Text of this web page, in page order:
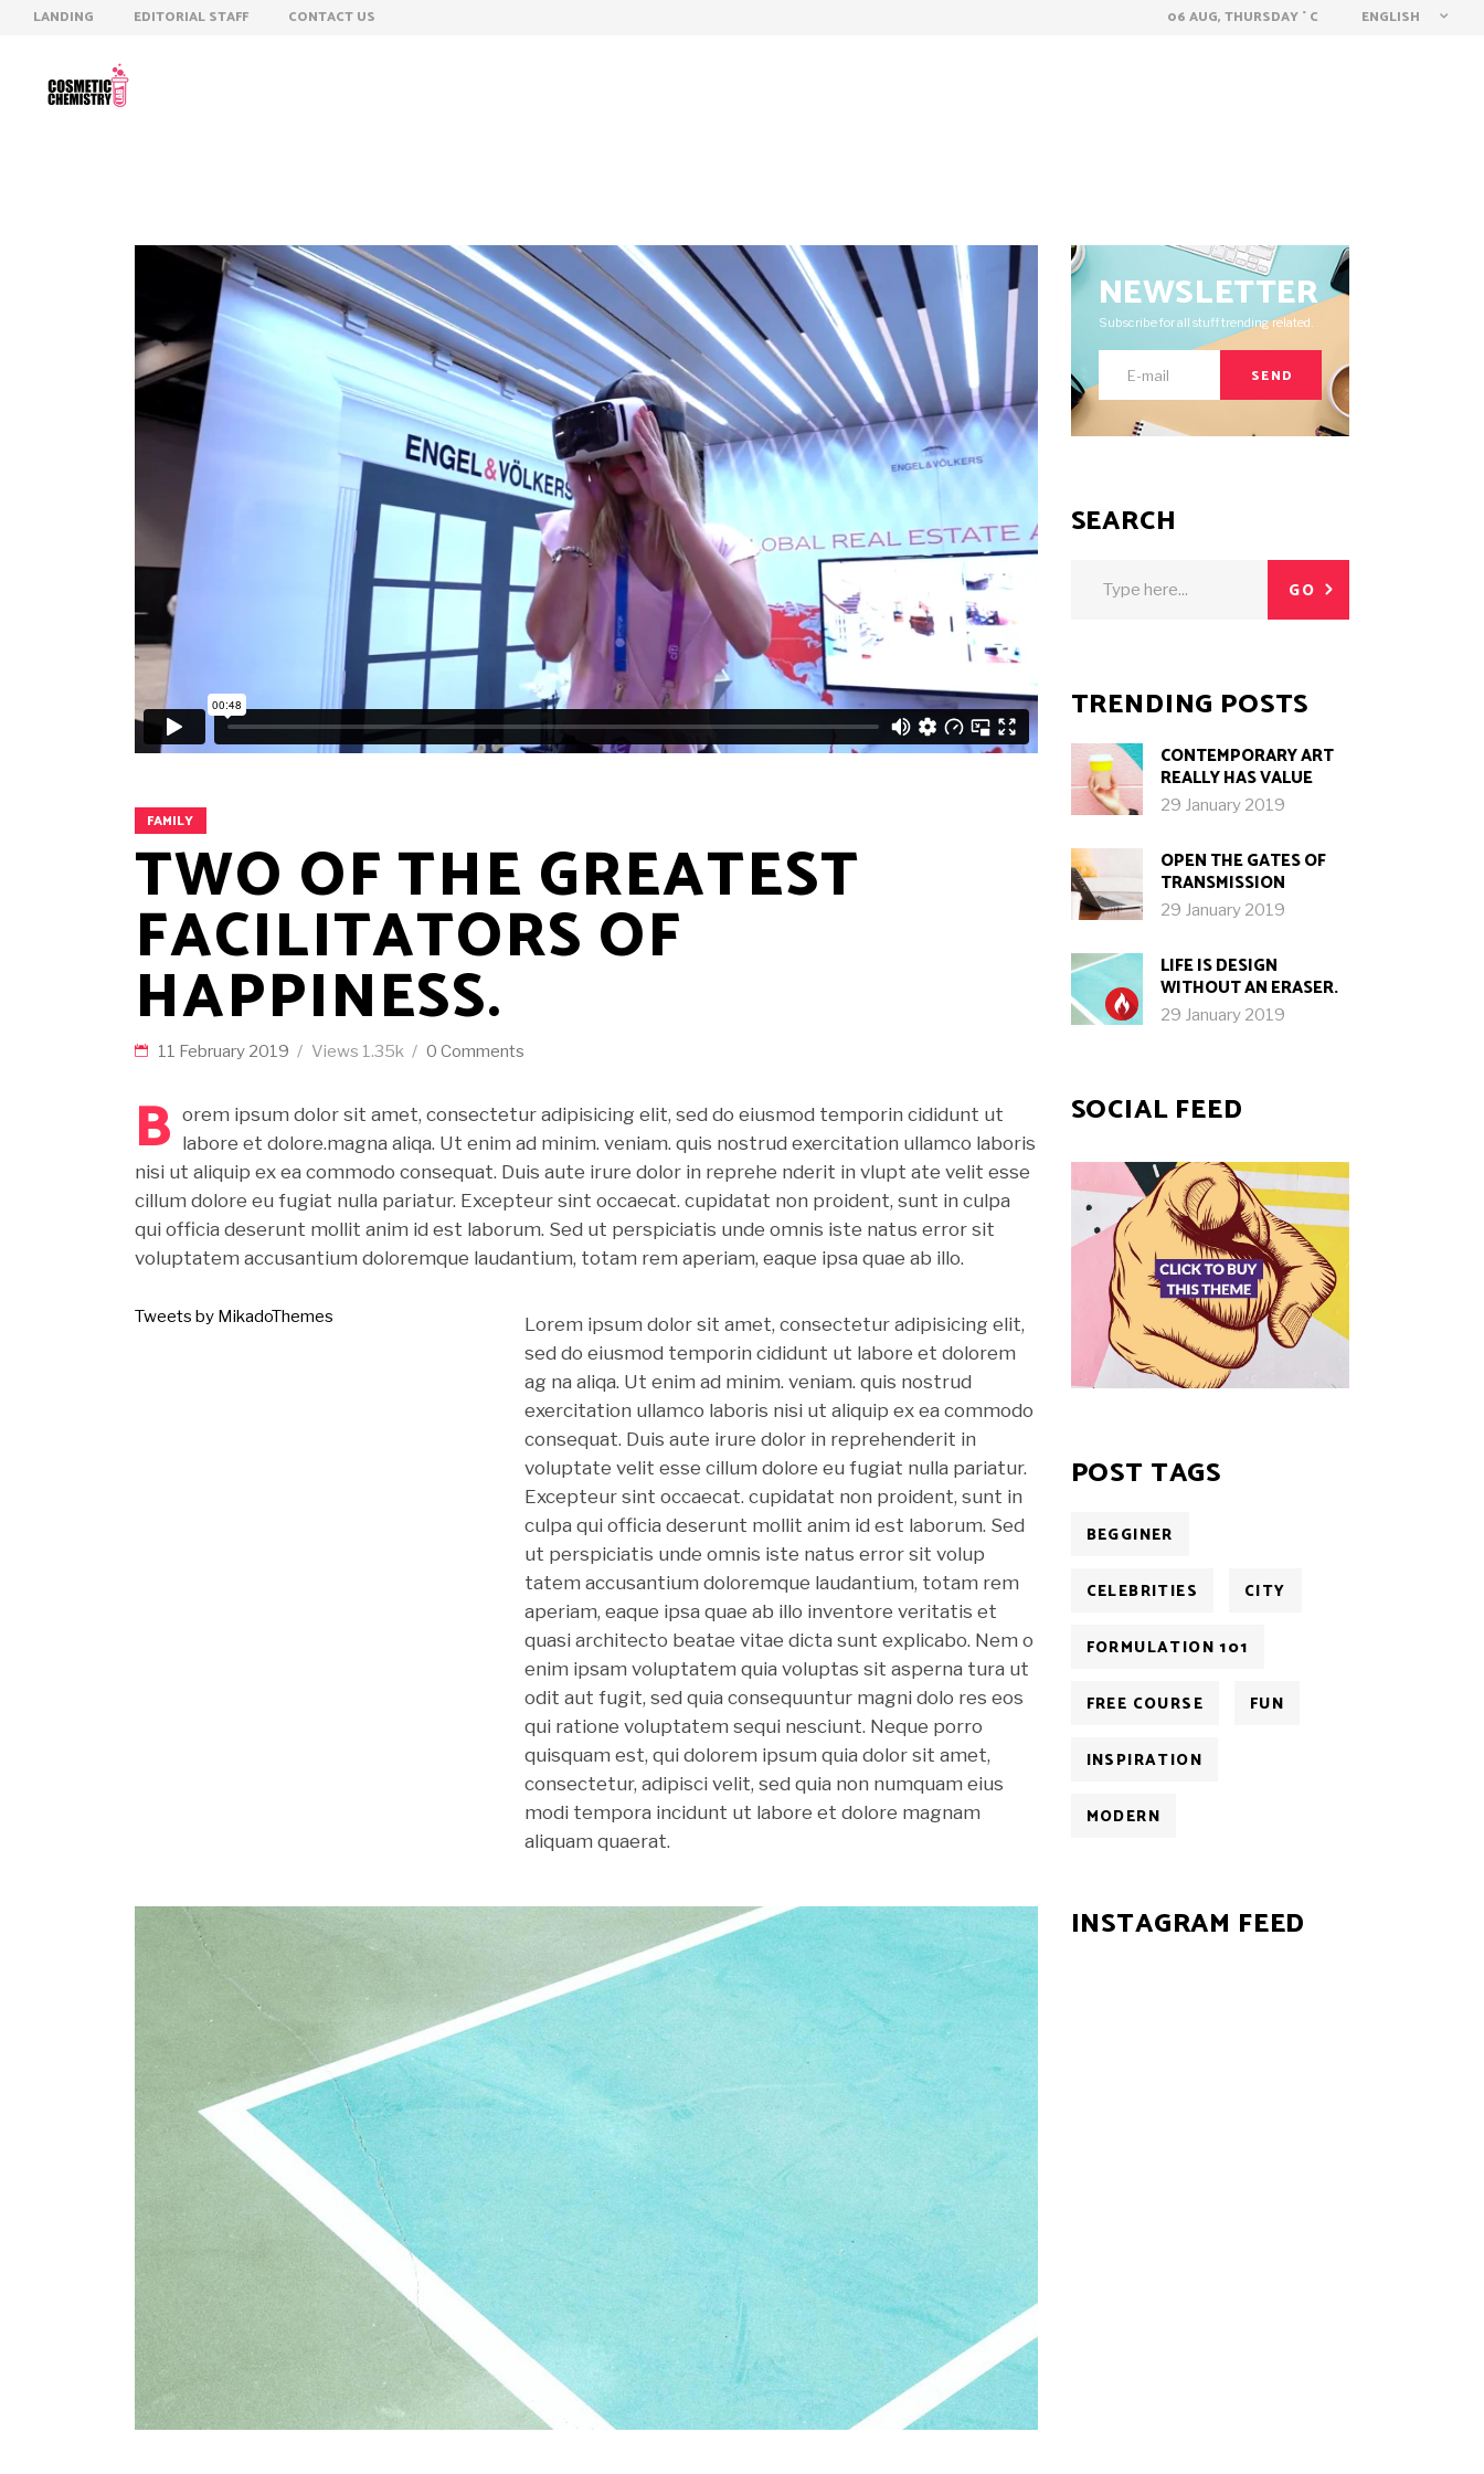
LANDING EDITORIAL STAFF CONTACT US 06 AUG, THURSDAY ° C ENGLISH
FAMILY
TWO OF THE GREATEST
FACILITATORS OF
HAPPINESS.
11 February 2019 Views 1.35k 0 Comments
B orem ipsum dolor sit amet, consectetur adipisicing elit, sed do eiusmod temporin cididunt ut
labore et dolore.magna aliqa. Ut enim ad minim. veniam. quis nostrud exercitation ullamco laboris
nisi ut aliquip ex ea commodo consequat. Duis aute irure dolor in reprehe nderit in vlupt ate velit esse
cillum dolore eu fugiat nulla pariatur. Excepteur sint occaecat. cupidatat non proident, sunt in culpa
qui officia deserunt mollit anim id est laborum. Sed ut perspiciatis unde omnis iste natus error sit
voluptatem accusantium doloremque laudantium, totam rem aperiam, eaque ipsa quae ab illo.
Tweets by MikadoThemes
Lorem ipsum dolor sit amet, consectetur adipisicing elit,
sed do eiusmod temporin cididunt ut labore et dolorem
ag na aliqa. Ut enim ad minim. veniam. quis nostrud
exercitation ullamco laboris nisi ut aliquip ex ea commodo
consequat. Duis aute irure dolor in reprehenderit in
voluptate velit esse cillum dolore eu fugiat nulla pariatur.
Excepteur sint occaecat. cupidatat non proident, sunt in
culpa qui officia deserunt mollit anim id est laborum. Sed
ut perspiciatis unde omnis iste natus error sit volup
tatem accusantium doloremque laudantium, totam rem
aperiam, eaque ipsa quae ab illo inventore veritatis et
quasi architecto beatae vitae dicta sunt explicabo. Nem o
enim ipsam voluptatem quia voluptas sit asperna tura ut
odit aut fugit, sed quia consequuntur magni dolo res eos
qui ratione voluptatem sequi nesciunt. Neque porro
quisquam est, qui dolorem ipsum quia dolor sit amet,
consectetur, adipisci velit, sed quia non numquam eius
modi tempora incidunt ut labore et dolore magnam
aliquam quaerat.
NEWSLETTER
Subscribe for all stuff trending related.
SEND
SEARCH
GO
TRENDING POSTS
CONTEMPORARY ART
REALLY HAS VALUE
29 January 2019
OPEN THE GATES OF
TRANSMISSION
29 January 2019
LIFE IS DESIGN
WITHOUT AN ERASER.
29 January 2019
SOCIAL FEED
POST TAGS
BEGGINER
CELEBRITIES CITY
FORMULATION 101
FREE COURSE FUN
INSPIRATION
MODERN
INSTAGRAM FEED